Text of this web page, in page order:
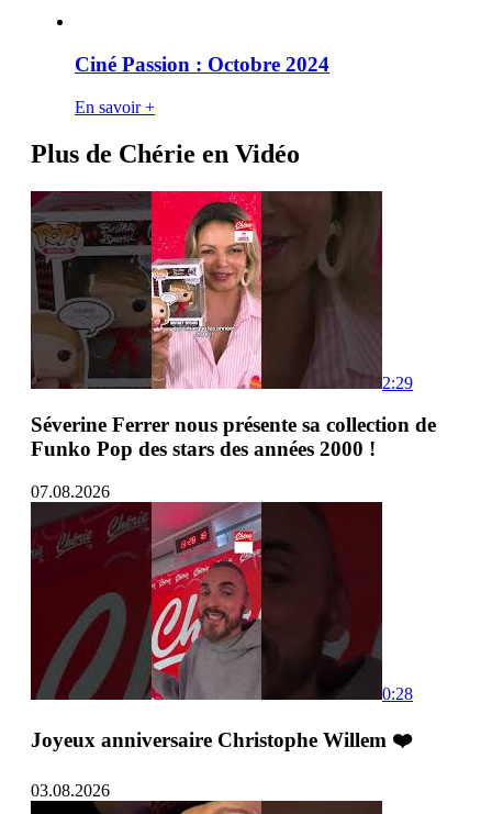
Ciné Passion : Octobre 2024
En savoir +
Plus de Chérie en Vidéo
2:29
Séverine Ferrer nous présente sa collection de
Funko Pop des stars des années 2000 !
07.08.2026
0:28
Joyeux anniversaire Christophe Willem ❤️
03.08.2026